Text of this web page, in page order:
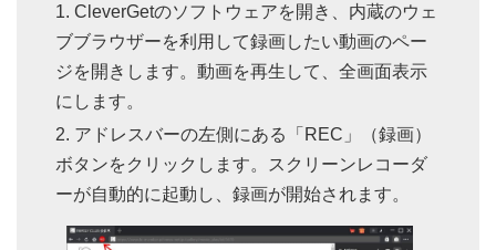
CleverGetのソフトウェアを開き、内蔵のウェ
ブブラウザーを利用して録画したい動画のペー
ジを開きします。動画を再生して、全画面表示
にします。
アドレスバーの左側にある「REC」（録画）
ボタンをクリックします。スクリーンレコーダ
ーが自動的に起動し、録画が開始されます。